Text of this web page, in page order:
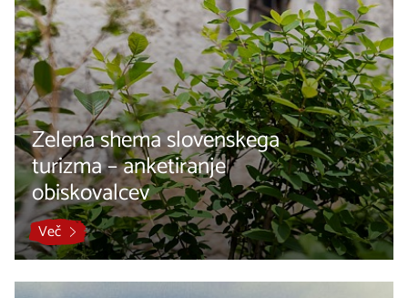
Zelena shema slovenskega
turizma – anketiranje
obiskovalcev
Več